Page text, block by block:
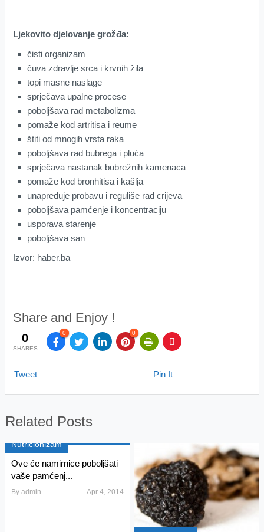
Ljekovito djelovanje grožđa:
čisti organizam
čuva zdravlje srca i krvnih žila
topi masne naslage
sprječava upalne procese
poboljšava rad metabolizma
pomaže kod artritisa i reume
štiti od mnogih vrsta raka
poboljšava rad bubrega i pluća
sprječava nastanak bubrežnih kamenaca
pomaže kod bronhitisa i kašlja
unapređuje probavu i reguliše rad crijeva
poboljšava pamćenje i koncentraciju
usporava starenje
poboljšava san
Izvor: haber.ba
Share and Enjoy !
0
SHARES
0 0
Tweet Pin It
Related Posts
Nutricionizam
Ove će namirnice poboljšati
vaše pamćenj...
By admin Apr 4, 2014